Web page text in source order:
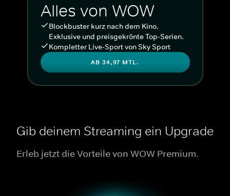
Alles von WOW
Blockbuster kurz nach dem Kino.
Exklusive und preisgekrönte Top-Serien.
Kompletter Live-Sport von Sky Sport
AB 34,97 MTL.
Gib deinem Streaming ein Upgrade
Erleb jetzt die Vorteile von WOW Premium.